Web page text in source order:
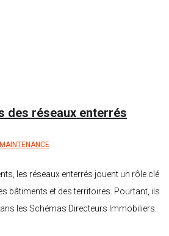
des réseaux enterrés
les réseaux enterrés jouent un rôle clé
bâtiments et des territoires. Pourtant, ils
les Schémas Directeurs Immobiliers.